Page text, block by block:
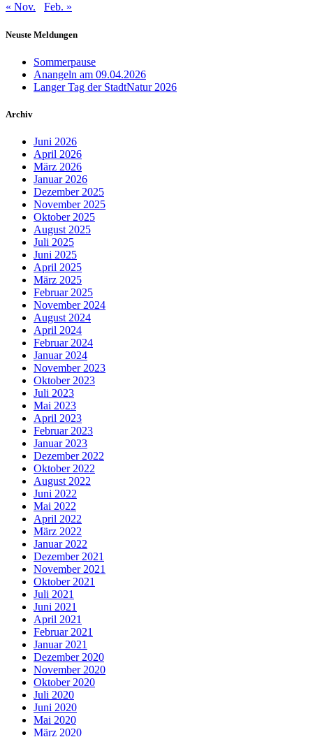
« Nov.
Feb. »
Neuste Meldungen
Sommerpause
Anangeln am 09.04.2026
Langer Tag der StadtNatur 2026
Archiv
Juni 2026
April 2026
März 2026
Januar 2026
Dezember 2025
November 2025
Oktober 2025
August 2025
Juli 2025
Juni 2025
April 2025
März 2025
Februar 2025
November 2024
August 2024
April 2024
Februar 2024
Januar 2024
November 2023
Oktober 2023
Juli 2023
Mai 2023
April 2023
Februar 2023
Januar 2023
Dezember 2022
Oktober 2022
August 2022
Juni 2022
Mai 2022
April 2022
März 2022
Januar 2022
Dezember 2021
November 2021
Oktober 2021
Juli 2021
Juni 2021
April 2021
Februar 2021
Januar 2021
Dezember 2020
November 2020
Oktober 2020
Juli 2020
Juni 2020
Mai 2020
März 2020